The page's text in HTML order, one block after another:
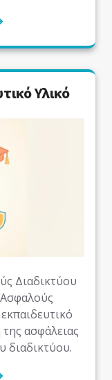
Υλικό
Διαδικτύου
ασφάλειας
διαδικτύου.